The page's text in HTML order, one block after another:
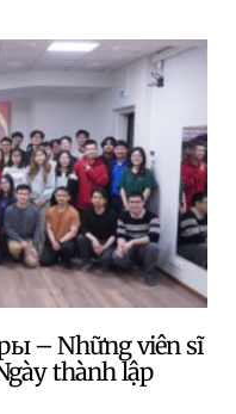
– Những viên sĩ
thành lập